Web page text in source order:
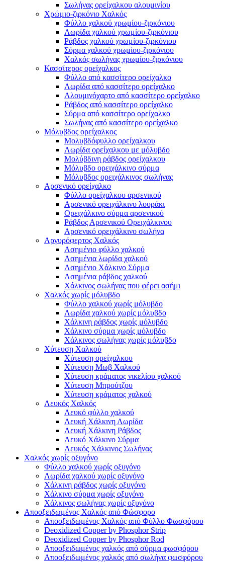
Σωλήνας ορείχαλκου αλουμινίου
Χρώμιο-ζιρκόνιο Χαλκός
Φύλλο χαλκού χρωμίου-ζιρκόνιου
Λωρίδα χαλκού χρωμίου-ζιρκόνιου
Ράβδος χαλκού χρωμίου-ζιρκόνιου
Σύρμα χαλκού χρωμίου-ζιρκόνιου
Χαλκός σωλήνας χρωμίου-ζιρκόνιου
Κασσίτερος ορείχαλκος
Φύλλο από κασσίτερο ορείχαλκο
Λωρίδα από κασσίτερο ορείχαλκο
Αλουμινόχαρτο από κασσίτερο ορείχαλκο
Ράβδος από κασσίτερο ορείχαλκο
Σύρμα από κασσίτερο ορείχαλκο
Σωλήνας από κασσίτερο ορείχαλκο
Μόλυβδος ορείχαλκος
Μολυβδόφυλλο ορείχαλκου
Λωρίδα ορείχαλκου με μόλυβδο
Μολύβδινη ράβδος ορείχαλκου
Μόλυβδο ορειχάλκινο σύρμα
Μόλυβδος ορειχάλκινος σωλήνας
Αρσενικό ορείχαλκο
Φύλλο ορείχαλκου αρσενικού
Αρσενικό ορειχάλκινο λουράκι
Ορειχάλκινο σύρμα αρσενικού
Ράβδος Αρσενικού Ορειχάλκινου
Αρσενικό ορειχάλκινο σωλήνα
Αργυρόφερτος Χαλκός
Ασημένιο φύλλο χαλκού
Ασημένια λωρίδα χαλκού
Ασημένιο Χάλκινο Σύρμα
Ασημένια ράβδος χαλκού
Χάλκινος σωλήνας που φέρει ασήμι
Χαλκός χωρίς μόλυβδο
Φύλλο χαλκού χωρίς μόλυβδο
Λωρίδα χαλκού χωρίς μόλυβδο
Χάλκινη ράβδος χωρίς μόλυβδο
Χάλκινο σύρμα χωρίς μόλυβδο
Χάλκινος σωλήνας χωρίς μόλυβδο
Χύτευση Χαλκού
Χύτευση ορείχαλκου
Χύτευση Μωβ Χαλκού
Χύτευση κράματος νικελίου χαλκού
Χύτευση Μπρούτζου
Χύτευση κράματος χαλκού
Λευκός Χαλκός
Λευκό φύλλο χαλκού
Λευκή Χάλκινη Λωρίδα
Λευκή Χάλκινη Ράβδος
Λευκό Χάλκινο Σύρμα
Λευκός Χάλκινος Σωλήνας
Χαλκός χωρίς οξυγόνο
Φύλλο χαλκού χωρίς οξυγόνο
Λωρίδα χαλκού χωρίς οξυγόνο
Χάλκινη ράβδος χωρίς οξυγόνο
Χάλκινο σύρμα χωρίς οξυγόνο
Χάλκινος σωλήνας χωρίς οξυγόνο
Αποοξειδωμένος Χαλκός από Φώσφορο
Αποοξειδωμένος Χαλκός από Φύλλο Φωσφόρου
Deoxidized Copper by Phosphor Strip
Deoxidized Copper by Phosphor Rod
Αποοξειδωμένος χαλκός από σύρμα φωσφόρου
Αποοξειδωμένος χαλκός από σωλήνα φωσφόρου